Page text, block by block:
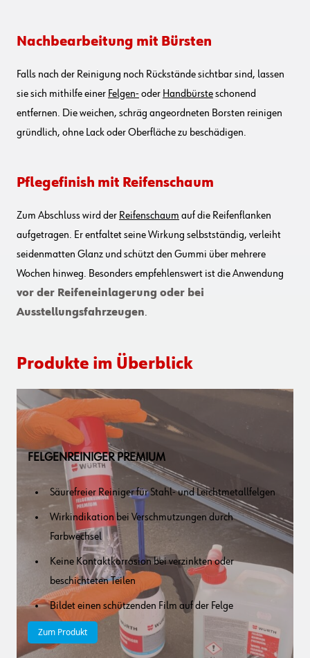
Nachbearbeitung mit Bürsten
Falls nach der Reinigung noch Rückstände sichtbar sind, lassen
sie sich mithilfe einer Felgen-oder Handbürsteschonend
entfernen. Die weichen, schräg angeordneten Borsten reinigen
gründlich, ohne Lack oder Oberfläche zu beschädigen.
Pflegefinish mit Reifenschaum
Zum Abschluss wird der Reifenschaum auf die Reifenflanken
aufgetragen. Er entfaltet seine Wirkung selbstständig, verleiht
seidenmatten Glanz und schützt den Gummi über mehrere
Wochen hinweg. Besonders empfehlenswert ist die Anwendung
vor der Reifeneinlagerung oder bei
Ausstellungsfahrzeugen.
Produkte im Überblick
FELGENREINIGER PREMIUM
Säurefreier Reiniger für Stahl- und Leichtmetallfelgen
Wirkindikation bei Verschmutzungen durch
Farbwechsel
Keine Kontaktkorrosion bei verzinkten oder
beschichteten Teilen
Bildet einen schützenden Film auf der Felge
Zum Produkt